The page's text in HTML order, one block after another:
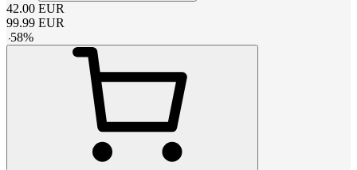
42.00 EUR
99.99 EUR
-58%